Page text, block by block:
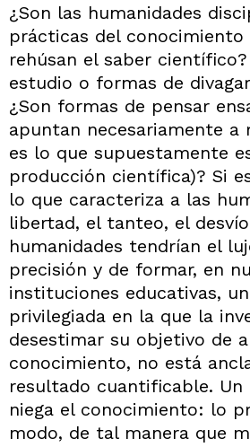
¿Son las humanidades
prácticas del
rehúsan el saber
estudio o formas de
¿Son formas de pensar
apuntan necesariamente a
es lo que supuestamente
producción científica)? Si
lo que caracteriza a las
libertad, el tanteo, el
humanidades tendrían el
precisión y de formar, en
instituciones educativas,
privilegiada en la que la
desestimar su objetivo de
conocimiento, no está
resultado cuantificable. Un
niega el conocimiento: lo
modo, de tal manera que